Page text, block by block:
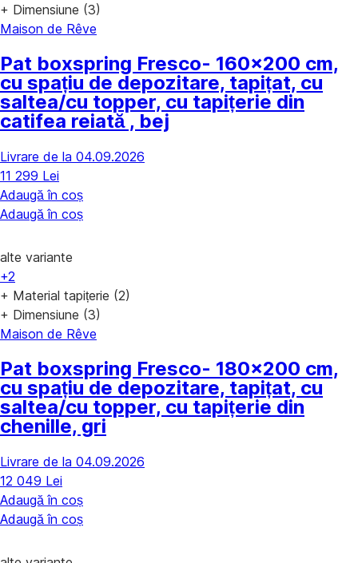
+ Dimensiune (3)
Maison de Rêve
Pat boxspring Fresco- 160x200 cm,
cu spațiu de depozitare, tapițat, cu
saltea/cu topper, cu tapițerie din
catifea reiată , bej
Livrare de la 04.09.2026
11 299 Lei
Adaugă în coș
Adaugă în coș
alte variante
+2
+ Material tapițerie (2)
+ Dimensiune (3)
Maison de Rêve
Pat boxspring Fresco- 180x200 cm,
cu spațiu de depozitare, tapițat, cu
saltea/cu topper, cu tapițerie din
chenille, gri
Livrare de la 04.09.2026
12 049 Lei
Adaugă în coș
Adaugă în coș